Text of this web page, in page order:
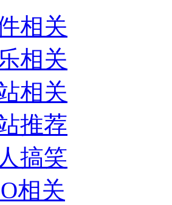
相关
相关
相关
推荐
搞笑
相关